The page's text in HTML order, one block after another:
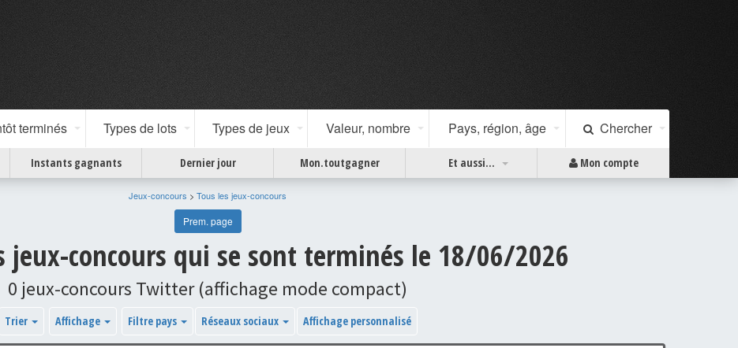
terminés Types de lots Types de jeux Valeur, nombre Pays, région, âge Chercher
Instants gagnants Dernier jour Mon.toutgagner Et aussi... Mon compte
Jeux-concours > Tous les jeux-concours
Prem. page
jeux-concours qui se sont terminés le 18/06/2026
0 jeux-concours Twitter (affichage mode compact)
Trier Affichage Filtre pays Réseaux sociaux Affichage personnalisé